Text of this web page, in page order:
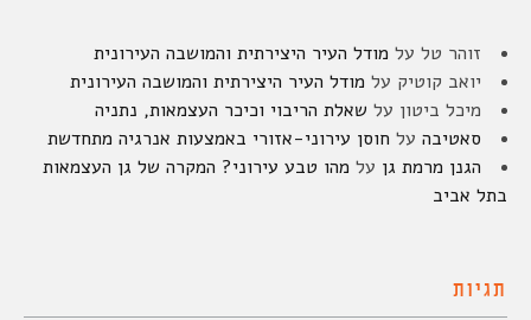
זוהר טל על מודל העיר היצירתית והמושבה העירונית
יואב קוטיק על מודל העיר היצירתית והמושבה העירונית
מיכל ביטון על שאלת הריבוי וכיכר העצמאות, נתניה
סאטיבה על חוסן עירוני-אזורי באמצעות אנרגיה מתחדשת
הגנן מרמת גן על מהו טבע עירוני? המקרה של גן העצמאות
בתל אביב
תגיות